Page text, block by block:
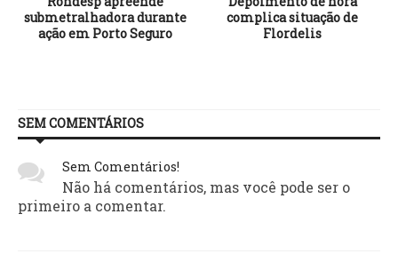
submetralhadora durante
ação em Porto Seguro
complica situação de
Flordelis
SEM COMENTÁRIOS
Sem Comentários!
Não há comentários, mas você pode ser o
primeiro a comentar.